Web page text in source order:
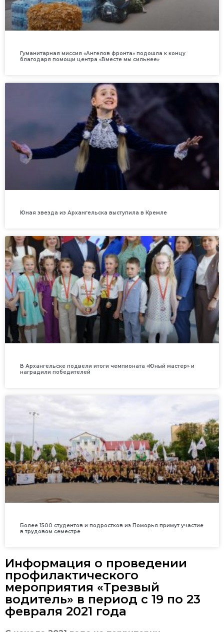
Гуманитарная миссия «Ангелов фронта» подошла к концу
благодаря помощи центра «Вместе мы сильнее»
Юная звезда из Архангельска выступила в Кремле
В Архангельске подвели итоги чемпионата «Юный мастер» и
наградили победителей
Более 1500 студентов и подростков из Поморья примут участие
в трудовом семестре
Информация о проведении
профилактического
мероприятия «Трезвый
водитель» в период с 19 по 23
февраля 2021 года